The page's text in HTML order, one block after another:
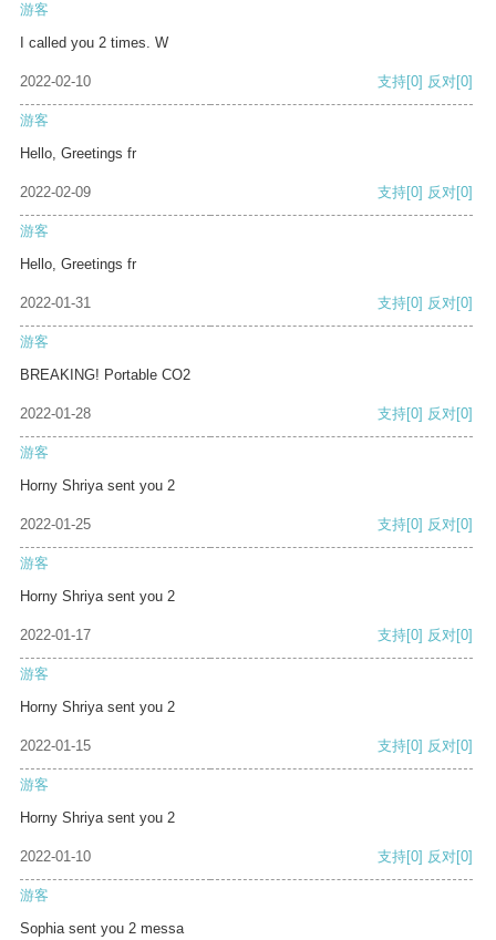
游客
I called you 2 times. W
2022-02-10 支持[0] 反对[0]
游客
Hello, Greetings fr
2022-02-09 支持[0] 反对[0]
游客
Hello, Greetings fr
2022-01-31 支持[0] 反对[0]
游客
BREAKING! Portable CO2
2022-01-28 支持[0] 反对[0]
游客
Horny Shriya sent you 2
2022-01-25 支持[0] 反对[0]
游客
Horny Shriya sent you 2
2022-01-17 支持[0] 反对[0]
游客
Horny Shriya sent you 2
2022-01-15 支持[0] 反对[0]
游客
Horny Shriya sent you 2
2022-01-10 支持[0] 反对[0]
游客
Sophia sent you 2 messa